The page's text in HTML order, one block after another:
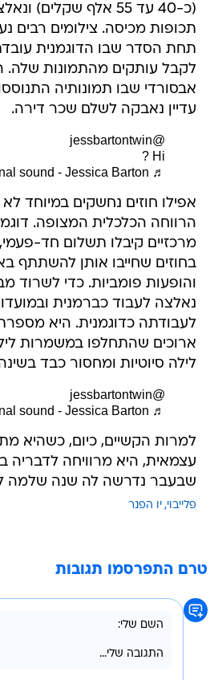
(כ-40 עד 55 אלף
תכופות מכיסה. צילומים רבים
תחת הסדר שבו הדוגמנית
לקבל עותקים מהתמונות
אבסורדי שבו תמונותיה
עדיין נאבקה לשלם שכר דירה.
@jessbartontwin
Hi ?
♬ original sound - Jessica Barton
אפילו חוזים נחשקים במיוחד
הרווחה הכלכלית המצופה.
מרכזיים קיבלו תשלום חד-
בחוזים שחייבו אותן להשתתף
והופעות פומביות. כדי לשרוד
נאלצה לעבוד כברמנית
לעבודתה כדוגמנית. היא מספרת
ארוכים שהתחלפו במשמרות
לילה סיוטיות ומחסור כבד
@jessbartontwin
♬ original sound - Jessica Barton
למרות הקשיים, כיום, כשהיא
עצמאית, היא מרוויחה לדבריה
שבעבר נדרשה לה שנה שלמה
פלייבוי יו הפנר
טרם התפרסמו תגובות